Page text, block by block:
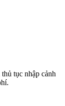
tục nhập cảnh